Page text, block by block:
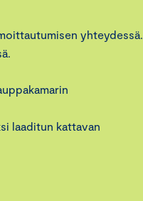
yhteydessä.
laaditun kattavan